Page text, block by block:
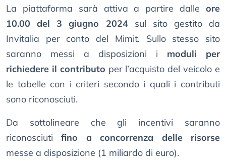
La piattaforma sarà attiva a partire dalle ore
10.00 del 3 giugno 2024sul sito gestito da
Invitalia per conto del Mimit. Sullo stesso sito
saranno messi a disposizioni i moduli per
richiedere il contributo per l’acquisto del veicolo e
le tabelle con i criteri secondo i quali i contributi
sono riconosciuti.
Da sottolineare che gli incentivi saranno
riconosciutifino a concorrenza delle risorse
messe a disposizione (1 miliardo di euro).